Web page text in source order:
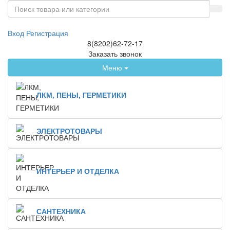
Вход Регистрация
8(8202)62-72-17
Заказать звонок
Меню
ЛКМ, ПЕНЫ, ГЕРМЕТИКИ
ЭЛЕКТРОТОВАРЫ
ИНТЕРЬЕР И ОТДЕЛКА
САНТЕХНИКА